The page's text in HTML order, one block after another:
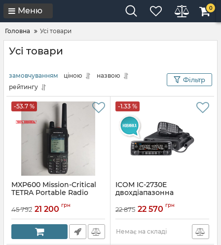
Меню 0
Головна Усі товари
Усі товари
замовчуванням ціною
назвою
рейтингу
Фільтр
-53.7 %
MXP600 Mission-Critical
TETRA Portable Radio
45 792 21 200 грн
-1.33 %
ICOM IC-2730E
двохдіапазонна
інверсійним екраном
Артикул:IC-2730B
22 875 22 570 грн
Немає на складі